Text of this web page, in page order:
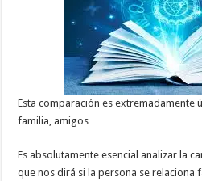
Esta comparación es extremadamente
familia, amigos …
Es absolutamente esencial analizar la
que nos dirá si la persona se relaciona